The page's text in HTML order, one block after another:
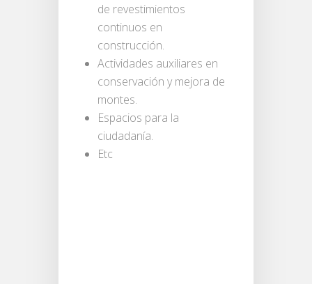
de revestimientos
continuos en
construcción.
Actividades auxiliares en
conservación y mejora de
montes.
Espacios para la
ciudadanía.
Etc